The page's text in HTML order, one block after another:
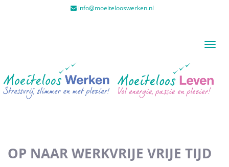
info@moeitelooswerken.nl
Toggle
OP NAAR WERKVRIJE VRIJE TIJD